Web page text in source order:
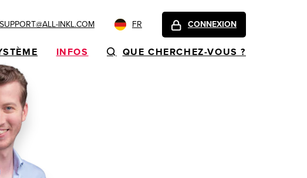
SUPPORT@ALL-INKL.COM FR CONNEXION
INFOS QUE CHERCHEZ-VOUS ?